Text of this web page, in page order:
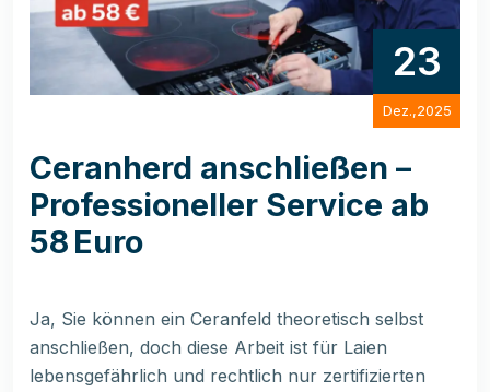
23
Dez.,2025
Ceranherd anschließen –
Professioneller Service ab
58 Euro
Ja, Sie können ein Ceranfeld theoretisch selbst
anschließen, doch diese Arbeit ist für Laien
lebensgefährlich und rechtlich nur zertifizierten